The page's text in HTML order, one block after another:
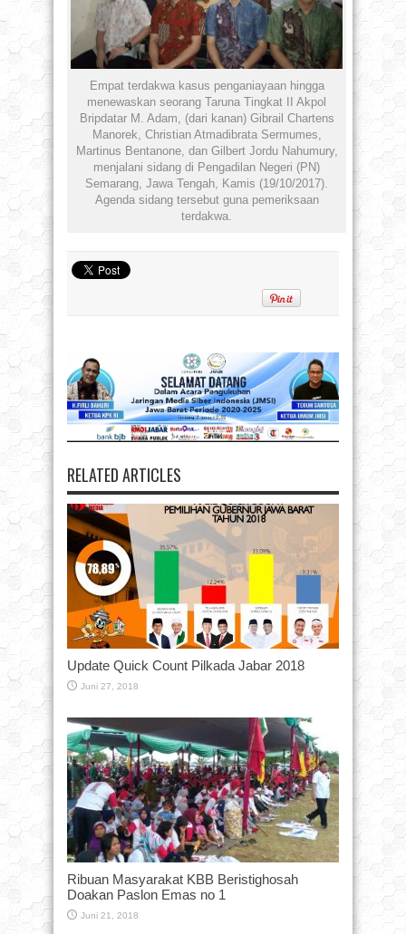
Empat terdakwa kasus penganiayaan hingga
menewaskan seorang Taruna Tingkat II Akpol
Bripdatar M. Adam, (dari kanan) Gibrail Chartens
Manorek, Christian Atmadibrata Sermumes,
Martinus Bentanone, dan Gilbert Jordu Nahumury,
menjalani sidang di Pengadilan Negeri (PN)
Semarang, Jawa Tengah, Kamis (19/10/2017).
Agenda sidang tersebut guna pemeriksaan
terdakwa.
RELATED ARTICLES
Update Quick Count Pilkada Jabar 2018
Juni 27, 2018
Ribuan Masyarakat KBB Beristighosah
Doakan Paslon Emas no 1
Juni 21, 2018